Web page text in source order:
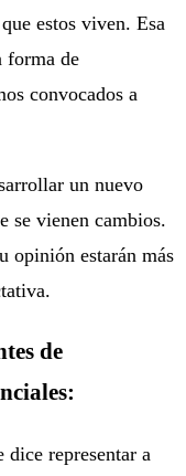
estos viven. Esa
forma de
convocados a
un nuevo
se vienen cambios.
opinión estarán más
de
dice representar a